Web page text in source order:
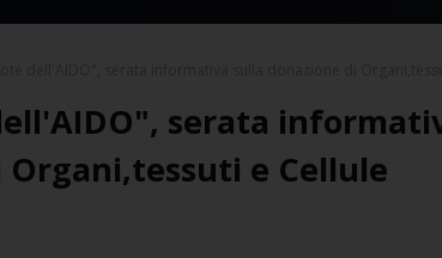
serata
Organi,tessuti e Cellule